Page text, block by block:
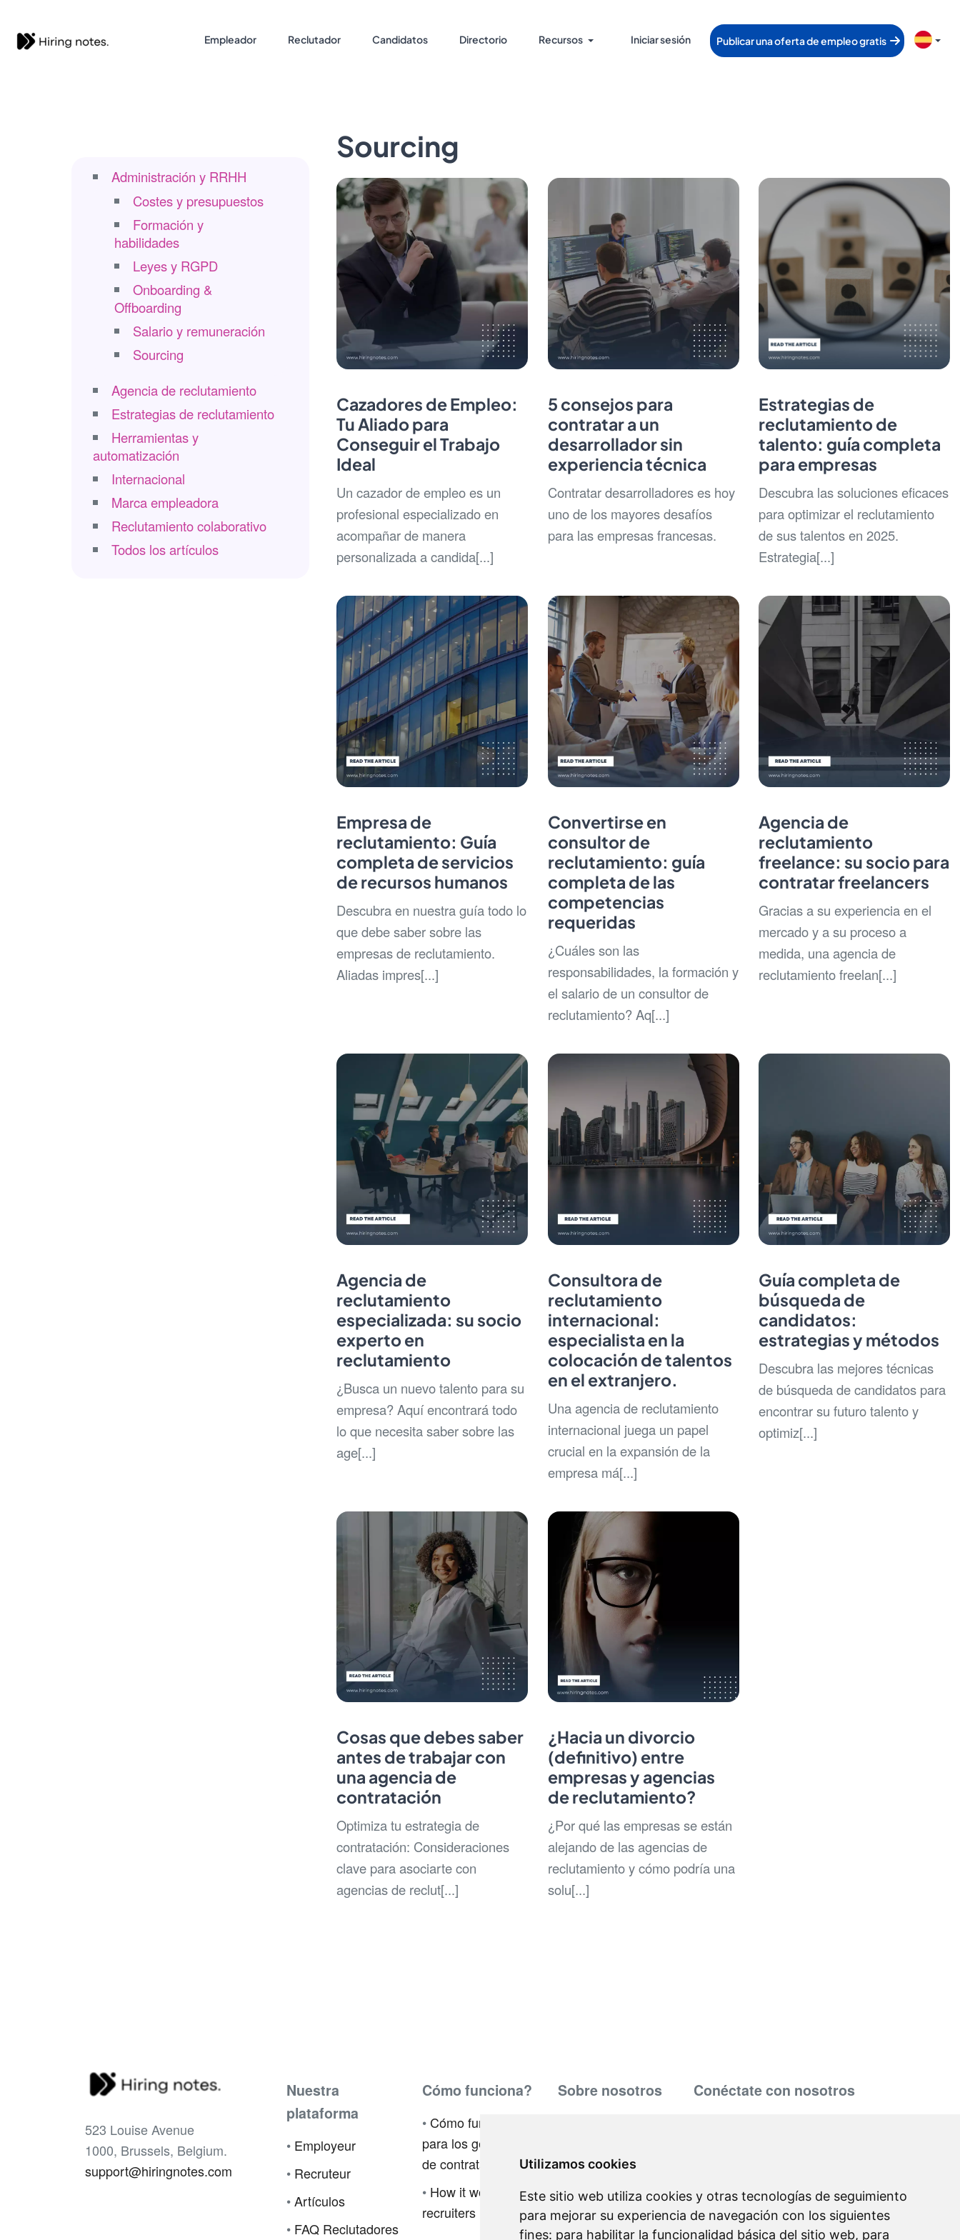
Utilizamos cookies
Este sitio web utiliza cookies y otras tecnologías de seguimiento
para mejorar su experiencia de navegación con los siguientes
fines: para habilitar la funcionalidad básica del sitio web, para
Empleador Reclutador Candidatos Directorio Recursos Iniciar sesión Publicar una oferta de empleo gratis
Administración y RRHH
Costes y presupuestos
Formación y
habilidades
Leyes y RGPD
Onboarding &
Offboarding
Salario y remuneración
Sourcing
Agencia de reclutamiento
Estrategias de reclutamiento
Herramientas y
automatización
Internacional
Marca empleadora
Reclutamiento colaborativo
Todos los artículos
Sourcing
Cazadores de Empleo:
Tu Aliado para
Conseguir el Trabajo
Ideal
Un cazador de empleo es un
profesional especializado en
acompañar de manera
personalizada a candida[...]
5 consejos para
contratar a un
desarrollador sin
experiencia técnica
Contratar desarrolladores es hoy
uno de los mayores desafíos
para las empresas francesas.
Estrategias de
reclutamiento de
talento: guía completa
para empresas
Descubra las soluciones eficaces
para optimizar el reclutamiento
de sus talentos en 2025.
Estrategia[...]
Empresa de
reclutamiento: Guía
completa de servicios
de recursos humanos
Descubra en nuestra guía todo lo
que debe saber sobre las
empresas de reclutamiento.
Aliadas impres[...]
Convertirse en
consultor de
reclutamiento: guía
completa de las
competencias
requeridas
¿Cuáles son las
responsabilidades, la formación y
el salario de un consultor de
reclutamiento? Aq[...]
Agencia de
reclutamiento
freelance: su socio para
contratar freelancers
Gracias a su experiencia en el
mercado y a su proceso a
medida, una agencia de
reclutamiento freelan[...]
Agencia de
reclutamiento
especializada: su socio
experto en
reclutamiento
¿Busca un nuevo talento para su
empresa? Aquí encontrará todo
lo que necesita saber sobre las
age[...]
Consultora de
reclutamiento
internacional:
especialista en la
colocación de talentos
en el extranjero.
Una agencia de reclutamiento
internacional juega un papel
crucial en la expansión de la
empresa má[...]
Guía completa de
búsqueda de
candidatos:
estrategias y métodos
Descubra las mejores técnicas
de búsqueda de candidatos para
encontrar su futuro talento y
optimiz[...]
Cosas que debes saber
antes de trabajar con
una agencia de
contratación
Optimiza tu estrategia de
contratación: Consideraciones
clave para asociarte con
agencias de reclut[...]
¿Hacia un divorcio
(definitivo) entre
empresas y agencias
de reclutamiento?
¿Por qué las empresas se están
alejando de las agencias de
reclutamiento y cómo podría una
solu[...]
523 Louise Avenue
1000, Brussels, Belgium.
support@hiringnotes.com
Nuestra
plataforma
• Employeur
• Recruteur
•Artículos
• FAQ Reclutadores
Cómo funciona?
• Cómo funciona
para los gerentes
de contratación
• How it works for
recruiters
Sobre nosotros
•Prensa
•Política de
privacidad
Conéctate con nosotros